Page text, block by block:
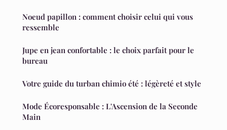
Noeud papillon : comment choisir celui qui vous
ressemble
Jupe en jean confortable : le choix parfait pour le
bureau
Votre guide du turban chimio été : légèreté et style
Mode Écoresponsable : L'Ascension de la Seconde
Main